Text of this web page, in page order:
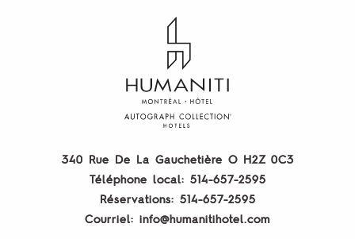
340 Rue De La Gauchetière O H2Z 0C3
Téléphone local: 514-657-2595
Réservations: 514-657-2595
Courriel: info@humanitihotel.com